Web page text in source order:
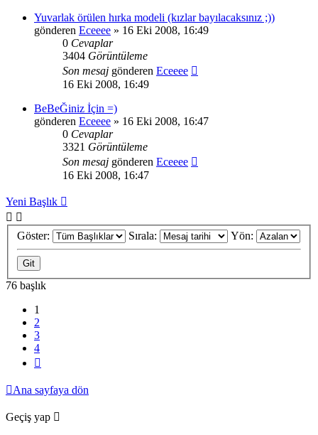
Yuvarlak örülen hırka modeli (kızlar bayılacaksınız ;))
gönderen Eceeee » 16 Eki 2008, 16:49
0 Cevaplar
3404 Görüntüleme
Son mesaj gönderen Eceeee
16 Eki 2008, 16:49
BeBeĞiniz İçin =)
gönderen Eceeee » 16 Eki 2008, 16:47
0 Cevaplar
3321 Görüntüleme
Son mesaj gönderen Eceeee
16 Eki 2008, 16:47
Yeni Başlık
Göster: Sırala: Yön:
76 başlık
1
2
3
4
Ana sayfaya dön
Geçiş yap